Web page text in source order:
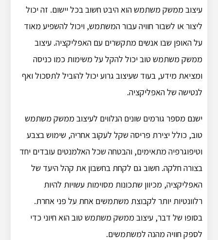
עיצוב ממשק משתמש הוא היבט חשוב בכל יישום. זה יכול
ליצור או לשבור חוויה עבור המשתמש, ויכול להשפיע מאוד
על האופן שבו אנשים מתקשרים עם האפליקציה. עיצוב
ממשק משתמש טוב יכול להקל על משימות כמו כניסה
ומציאת מידע, בעוד שעיצוב גרוע יכול להוביל לתסכול ואף
לנטישה של האפליקציה.
ישנם מספר גורמים שונים הנלווים לעיצוב ממשק משתמש
טוב, כולל יצירת פריסה שקל לעקוב אחריה, שימוש בצבע
וטיפוגרפיה מתאימים, והבטחה שכל האלמנטים עובדים יחד
בצורה חלקה. חשוב גם לקחת בחשבון את קהל היעד של
האפליקציה, מכיוון שתכונות מסוימות עשויות להיות
רלוונטיות יותר לקבוצת משתמשים אחת על פני אחרת.
בסופו של דבר, עיצוב ממשק משתמש טוב הוא חיוני כדי
לספק חוויה מהנה למשתמשים.